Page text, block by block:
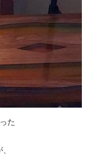
た